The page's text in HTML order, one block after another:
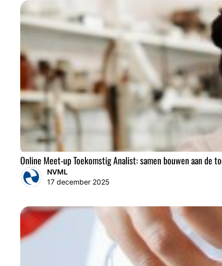
Online Meet-up Toekomstig Analist: samen bouwen aan de
NVML
17 december 2025